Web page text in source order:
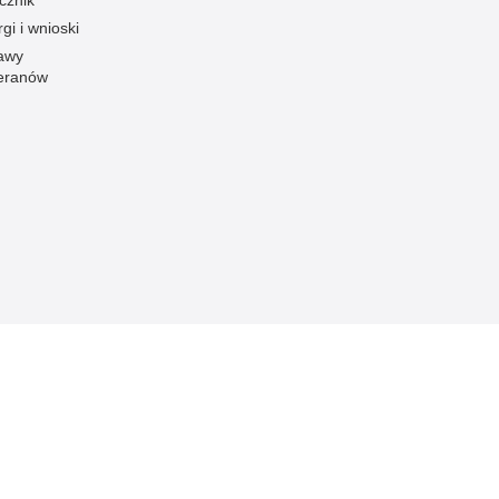
i wnioski